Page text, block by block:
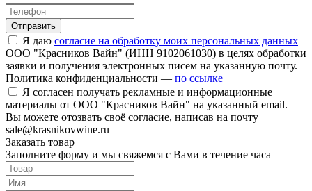
Отправить
Я даю согласие на обработку моих персональных данных
ООО "Красников Вайн" (ИНН 9102061030) в целях обработки
заявки и получения электронных писем на указанную почту.
Политика конфиденциальности — по ссылке
Я согласен получать рекламные и информационные
материалы от ООО "Красников Вайн" на указанный email.
Вы можете отозвать своё согласие, написав на почту
sale@krasnikovwine.ru
Заказать товар
Заполните форму и мы свяжемся с Вами в течение часа